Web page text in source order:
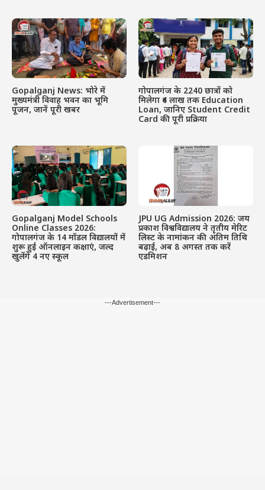
Gopalganj News: भोरे में
मुख्यमंत्री विवाह भवन का भूमि
पूजन, जानें पूरी खबर
गोपालगंज के 2240 छात्रों को
मिलेगा ₹4 लाख तक Education
Loan, जानिए Student Credit
Card की पूरी प्रक्रिया
Gopalganj Model Schools
Online Classes 2026:
गोपालगंज के 14 मॉडल विद्यालयों में
शुरू हुई ऑनलाइन कक्षाएं, जल्द
खुलेंगे 4 नए स्कूल
JPU UG Admission 2026: जय
प्रकाश विश्वविद्यालय ने तृतीय मेरिट
लिस्ट के नामांकन की अंतिम तिथि
बढ़ाई, अब 8 अगस्त तक करें
एडमिशन
---Advertisement---